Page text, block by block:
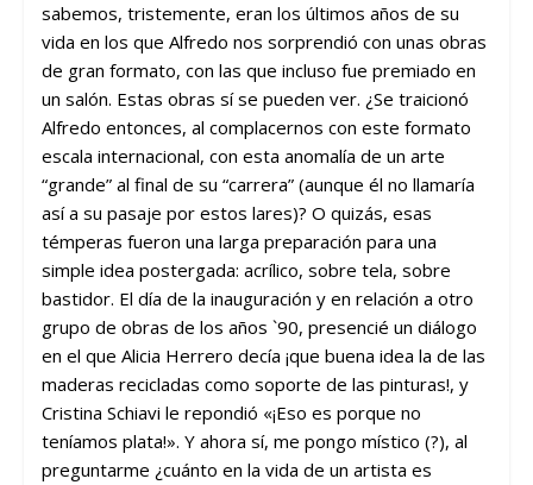
sabemos, tristemente, eran los últimos años de su
vida en los que Alfredo nos sorprendió con unas obras
de gran formato, con las que incluso fue premiado en
un salón. Estas obras sí se pueden ver. ¿Se traicionó
Alfredo entonces, al complacernos con este formato
escala internacional, con esta anomalía de un arte
“grande” al final de su “carrera” (aunque él no llamaría
así a su pasaje por estos lares)? O quizás, esas
témperas fueron una larga preparación para una
simple idea postergada: acrílico, sobre tela, sobre
bastidor. El día de la inauguración y en relación a otro
grupo de obras de los años `90, presencié un diálogo
en el que Alicia Herrero decía ¡que buena idea la de las
maderas recicladas como soporte de las pinturas!, y
Cristina Schiavi le repondió «¡Eso es porque no
teníamos plata!». Y ahora sí, me pongo místico (?), al
preguntarme ¿cuánto en la vida de un artista es